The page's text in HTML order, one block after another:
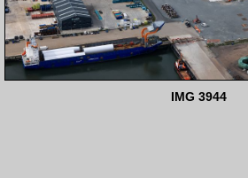
IMG 3944